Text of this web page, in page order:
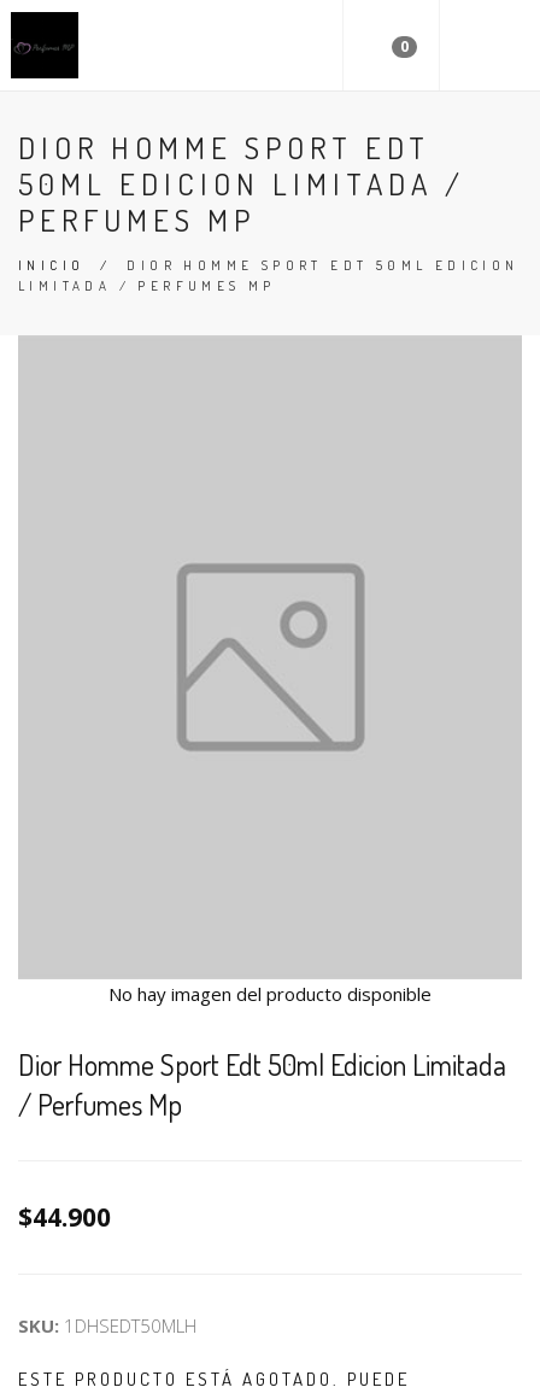
0
DIOR HOMME SPORT EDT
50ML EDICION LIMITADA /
PERFUMES MP
INICIO / DIOR HOMME SPORT EDT 50ML EDICION
LIMITADA / PERFUMES MP
No hay imagen del producto disponible
Dior Homme Sport Edt 50ml Edicion Limitada
/ Perfumes Mp
$44.900
SKU: 1DHSEDT50MLH
ESTE PRODUCTO ESTÁ AGOTADO. PUEDE